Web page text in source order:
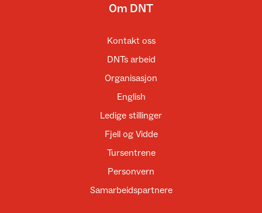
Om DNT
Kontakt oss
DNTs arbeid
Organisasjon
English
Ledige stillinger
Fjell og Vidde
Tursentrene
Personvern
Samarbeidspartnere